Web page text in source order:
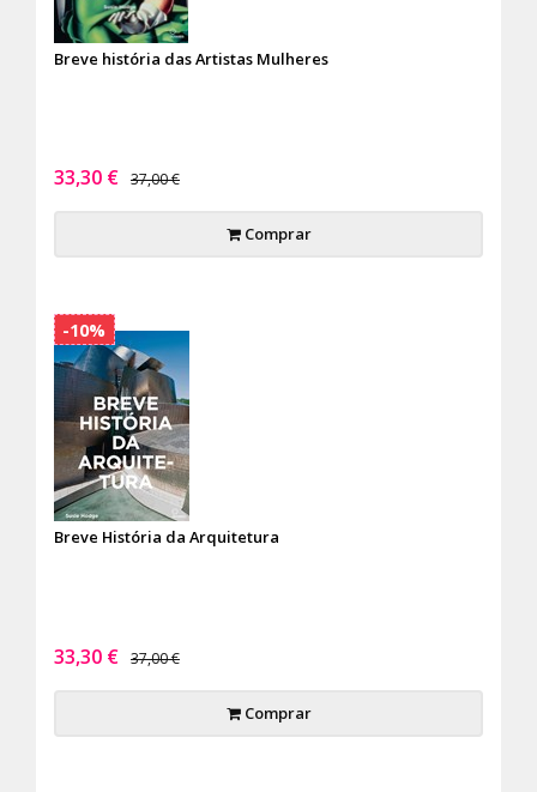
Breve história das Artistas Mulheres
33,30 € 37,00 €
Comprar
Breve História da Arquitetura
33,30 € 37,00 €
Comprar
-10%